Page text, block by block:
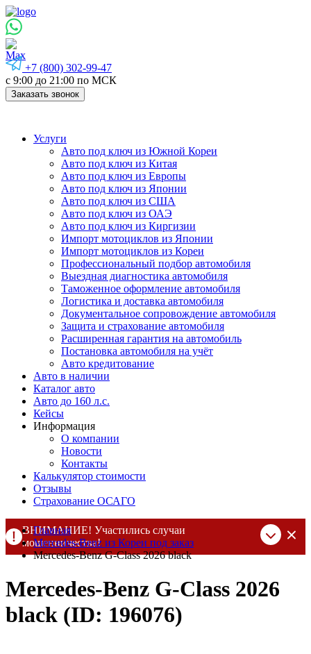
+7 (800) 302-99-47
с 9:00 до 21:00 по МСК
Заказать звонок
Услуги
Авто под ключ из Южной Кореи
Авто под ключ из Китая
Авто под ключ из Европы
Авто под ключ из Японии
Авто под ключ из США
Авто под ключ из ОАЭ
Авто под ключ из Киргизии
Импорт мотоциклов из Японии
Импорт мотоциклов из Кореи
Профессиональный подбор автомобиля
Выездная диагностика автомобиля
Таможенное оформление автомобиля
Логистика и доставка автомобиля
Документальное сопровождение автомобиля
Защита и страхование автомобиля
Расширенная гарантия на автомобиль
Постановка автомобиля на учёт
Авто кредитование
Авто в наличии
Каталог авто
Авто до 160 л.с.
Кейсы
Информация
О компании
Новости
Контакты
Калькулятор стоимости
Отзывы
Страхование ОСАГО
ВНИМАНИЕ! Участились случаи
мошенничества!
Компания DSS Group принимает оплату за свои услуги только
При любых подозрениях, свяжитесь с нами по официальным
контактам, указанным в соц сетях и на сайте
Главная
Mercedes-Benz из Кореи под заказ
Mercedes-Benz G-Class 2026 black
Mercedes-Benz G-Class 2026
black (ID: 196076)